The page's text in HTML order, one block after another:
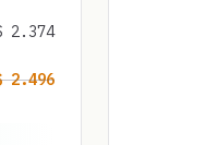
2.374
2.496